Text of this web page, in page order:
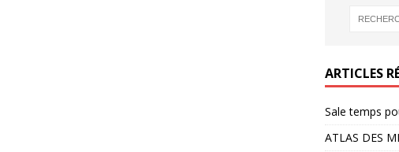
ARTICLES
Sale temps
ATLAS DES